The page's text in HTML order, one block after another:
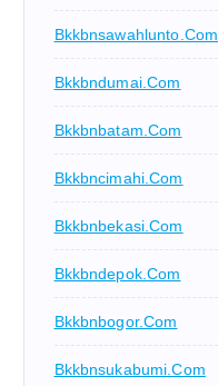
Bkkbnsawahlunto.com
Bkkbndumai.com
Bkkbnbatam.com
Bkkbncimahi.com
Bkkbnbekasi.com
Bkkbndepok.com
Bkkbnbogor.com
Bkkbnsukabumi.com